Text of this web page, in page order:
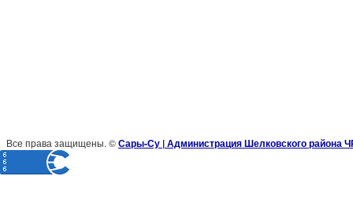
Все права защищены. ©Сары-Су | Администрация Шелковского района